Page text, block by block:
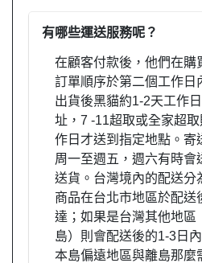
有哪些運送服務呢？
在顧客付款後，他們在購
訂單順序於第二個工作日
出貨後黑貓約1-2天工作
址，7 -11超取或全家超
作日才送到指定地點。寄
周一至週五，週六有時會
送貨。台灣境內的配送分
商品在台北市地區於配送
達；如果是台灣其他地區
島）則會配送後的1-3日
本島偏遠地區與離島那麼